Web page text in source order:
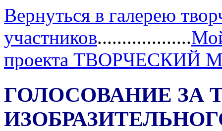
Вернуться в галерею
участников...................
проекта ТВОРЧЕСКИЙ
ГОЛОСОВАНИЕ ЗА